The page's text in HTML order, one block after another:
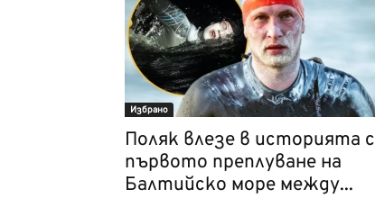
Избрано
Поляк влезе в историята с
първото преплуване на
Балтийско море между...